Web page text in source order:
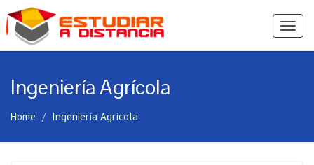
Ver
Ingeniería Agrícola
Home Ingeniería Agrícola